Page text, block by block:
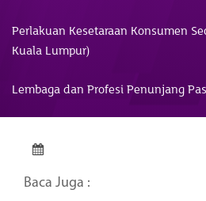
Perlakuan Kesetaraan Konsumen
Kuala Lumpur)
Lembaga dan Profesi Penunjang
Baca Juga :